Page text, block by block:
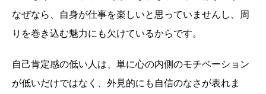
なぜなら、自身が仕事を楽しいと思っていませんし、周
りを巻き込む魅力にも欠けているからです。
自己肯定感の低い人は、単に心の内側のモチベーション
が低いだけではなく、外見的にも自信のなさが表れま